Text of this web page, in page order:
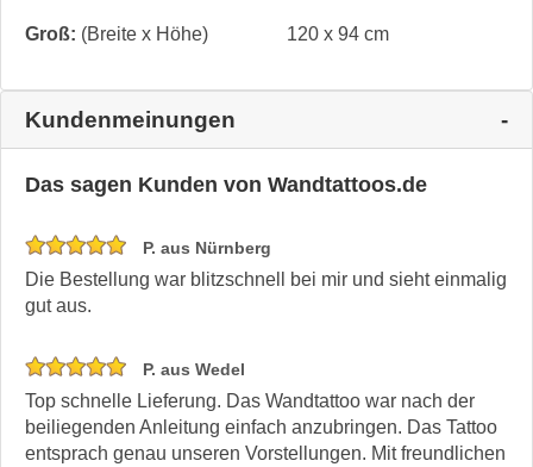
Groß: (Breite x Höhe) 120 x 94 cm
Kundenmeinungen
Das sagen Kunden von Wandtattoos.de
P. aus Nürnberg
Die Bestellung war blitzschnell bei mir und sieht einmalig
gut aus.
P. aus Wedel
Top schnelle Lieferung. Das Wandtattoo war nach der
beiliegenden Anleitung einfach anzubringen. Das Tattoo
entsprach genau unseren Vorstellungen. Mit freundlichen